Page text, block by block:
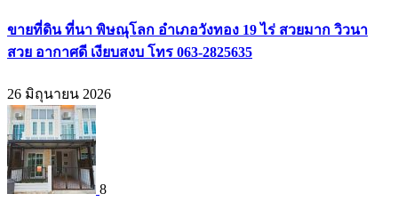
ขายที่ดิน ที่นา พิษณุโลก อำเภอวังทอง 19 ไร่ สวยมาก วิวนา
สวย อากาศดี เงียบสงบ โทร 063-2825635
26 มิถุนายน 2026
8